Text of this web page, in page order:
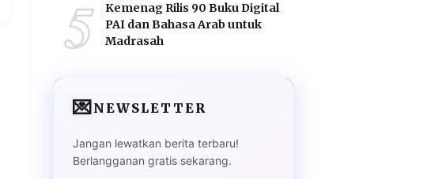
5
Kemenag Rilis 90 Buku Digital
PAI dan Bahasa Arab untuk
Madrasah
💌NEWSLETTER
Jangan lewatkan berita terbaru!
Berlangganan gratis sekarang.